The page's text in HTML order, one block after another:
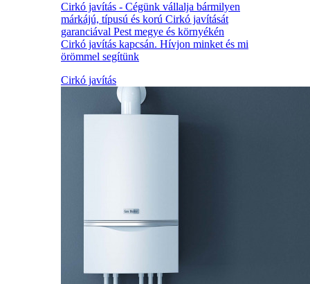
Cirkó javítás - Cégünk vállalja bármilyen
márkájú, típusú és korú Cirkó javítását
garanciával Pest megye és környékén
Cirkó javítás kapcsán. Hívjon minket és mi
örömmel segítünk
Cirkó javítás